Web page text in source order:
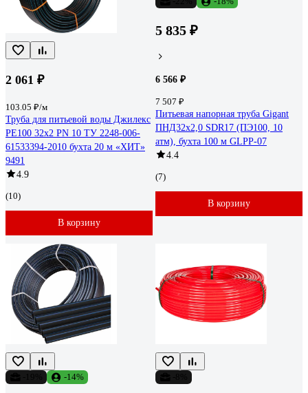
2 061 ₽
103.05 ₽/м
Труба для питьевой воды Джилекс
PE100 32x2 PN 10 ТУ 2248-006-
61533394-2010 бухта 20 м «ХИТ»
9491
4.9
(10)
В корзину
5 835 ₽
6 566 ₽
7 507 ₽
Питьевая напорная труба Gigant
ПНД32х2,0 SDR17 (ПЭ100, 10
атм), бухта 100 м GLPP-07
4.4
(7)
В корзину
-14%